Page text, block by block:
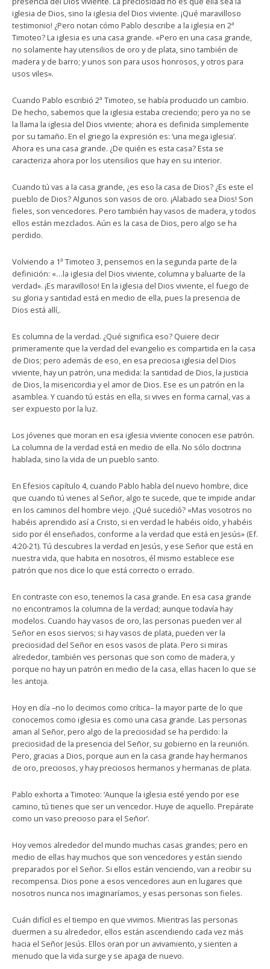
iglesia de Dios, sino la iglesia del Dios viviente. ¡Qué maravilloso
testimonio! ¿Pero notan cómo Pablo describe a la iglesia en 2ª
Timoteo? La iglesia es una casa grande. «Pero en una casa grande,
no solamente hay utensilios de oro y de plata, sino también de
madera y de barro; y unos son para usos honrosos, y otros para
usos viles».
Cuando Pablo escribió 2ª Timoteo, se había producido un cambio.
De hecho, sabemos que la iglesia estaba creciendo; pero ya no se
la llama la iglesia del Dios viviente; ahora es definida simplemente
por su tamaño. En el griego la expresión es: ‘una mega iglesia’.
Ahora es una casa grande. ¿De quién es esta casa? Esta se
caracteriza ahora por los utensilios que hay en su interior.
Cuando tú vas a la casa grande, ¿es eso la casa de Dios? ¿Es este el
pueblo de Dios? Algunos son vasos de oro. ¡Alabado sea Dios! Son
fieles, son vencedores. Pero también hay vasos de madera, y todos
ellos están mezclados. Aún es la casa de Dios, pero algo se ha
perdido.
Volviendo a 1ª Timoteo 3, pensemos en la segunda parte de la
definición: «…la iglesia del Dios viviente, columna y baluarte de la
verdad». ¡Es maravilloso! En la iglesia del Dios viviente, el fuego de
su gloria y santidad está en medio de ella, pues la presencia de
Dios está allí,.
Es columna de la verdad. ¿Qué significa eso? Quiere decir
primeramente que la verdad del evangelio es compartida en la casa
de Dios; pero además de eso, en esa preciosa iglesia del Dios
viviente, hay un patrón, una medida: la santidad de Dios, la justicia
de Dios, la misericordia y el amor de Dios. Ese es un patrón en la
asamblea. Y cuando tú estás en ella, si vives en forma carnal, vas a
ser expuesto por la luz.
Los jóvenes que moran en esa iglesia viviente conocen ese patrón.
La columna de la verdad está en medio de ella. No sólo doctrina
hablada, sino la vida de un pueblo santo.
En Efesios capítulo 4, cuando Pablo habla del nuevo hombre, dice
que cuando tú vienes al Señor, algo te sucede, que te impide andar
en los caminos del hombre viejo. ¿Qué sucedió? «Mas vosotros no
habéis aprendido así a Cristo, si en verdad le habéis oído, y habéis
sido por él enseñados, conforme a la verdad que está en Jesús» (Ef.
4:20-21). Tú descubres la verdad en Jesús, y ese Señor que está en
nuestra vida, que habita en nosotros, él mismo establece ese
patrón que nos dice lo que está correcto o errado.
En contraste con eso, tenemos la casa grande. En esa casa grande
no encontramos la columna de la verdad; aunque todavía hay
modelos. Cuando hay vasos de oro, las personas pueden ver al
Señor en esos siervos; si hay vasos de plata, pueden ver la
preciosidad del Señor en esos vasos de plata. Pero si miras
alrededor, también ves personas que son como de madera, y
porque no hay un patrón en medio de la casa, ellas hacen lo que se
les antoja.
Hoy en día –no lo decimos como crítica– la mayor parte de lo que
conocemos como iglesia es como una casa grande. Las personas
aman al Señor, pero algo de la preciosidad se ha perdido: la
preciosidad de la presencia del Señor, su gobierno en la reunión.
Pero, gracias a Dios, porque aun en la casa grande hay hermanos
de oro, preciosos, y hay preciosos hermanos y hermanas de plata.
Pablo exhorta a Timoteo: ‘Aunque la iglesia esté yendo por ese
camino, tú tienes que ser un vencedor. Huye de aquello. Prepárate
como un vaso precioso para el Señor’.
Hoy vemos alrededor del mundo muchas casas grandes; pero en
medio de ellas hay muchos que son vencedores y están siendo
preparados por el Señor. Si ellos están venciendo, van a recibir su
recompensa. Dios pone a esos vencedores aun en lugares que
nosotros nunca nos imaginaríamos, y esas personas son fieles.
Cuán difícil es el tiempo en que vivimos. Mientras las personas
duermen a su alrededor, ellos están ascendiendo cada vez más
hacia el Señor Jesús. Ellos oran por un avivamiento, y sienten a
menudo que la vida surge y se apaga de nuevo.